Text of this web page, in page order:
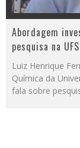
Abordagem
pesquisa na
Luiz Henrique
Química da
fala sobre